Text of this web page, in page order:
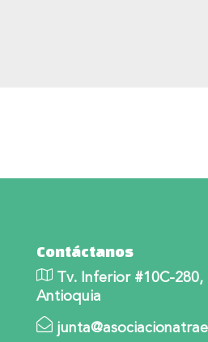
Contáctanos
Tv. Inferior #10C-280,
Antioquia